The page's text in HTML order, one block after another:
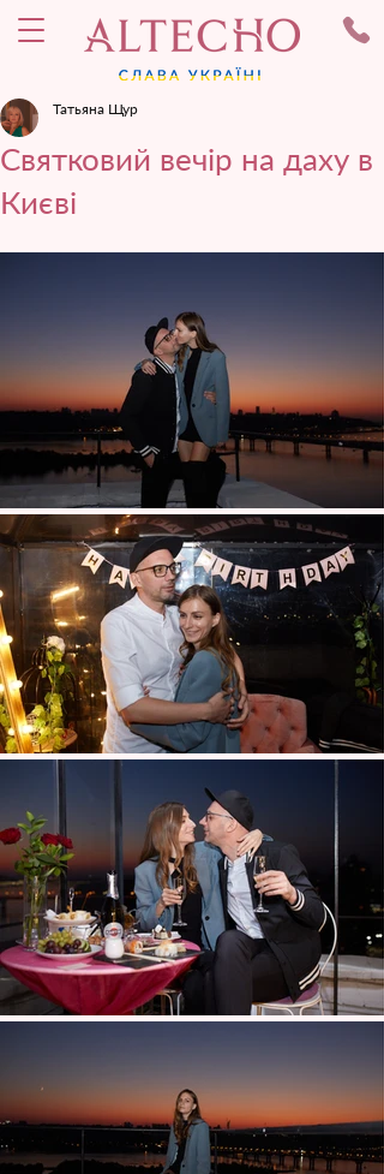
Святковий вечір на даху в
Києві
Татьяна Щур